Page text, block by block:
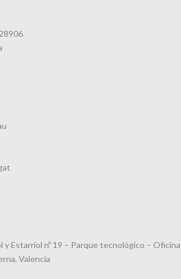
y Estarriol nº 19 – Parque tecnológico – Oficina
Valencia